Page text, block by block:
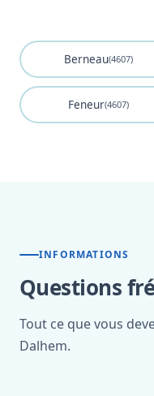
Berneau(4607)
Feneur(4607)
INFORMATIONS
Questions
Tout ce que vous
Dalhem.